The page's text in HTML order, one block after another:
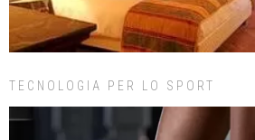
TECNOLOGIA PER LO SPORT